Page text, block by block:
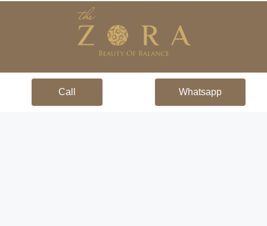
Call Whatsapp